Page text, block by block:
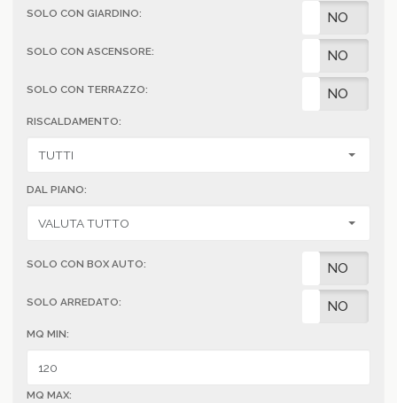
SOLO CON GIARDINO: NO
SOLO CON ASCENSORE: NO
SOLO CON TERRAZZO: NO
RISCALDAMENTO:
DAL PIANO:
SOLO CON BOX AUTO: NO
SOLO ARREDATO: NO
MQ MIN:
MQ MAX: